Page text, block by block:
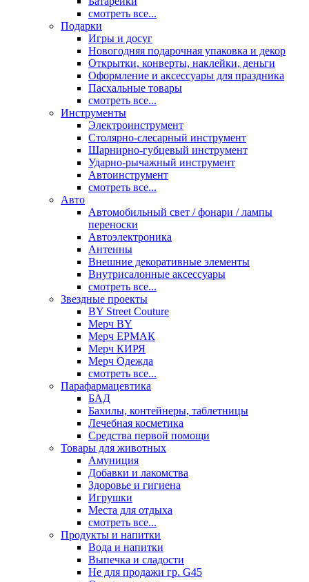
смотреть все...
Подарки
Игры и досуг
Новогодняя подарочная упаковка и декор
Открытки, конверты, наклейки, деньги
Оформление и аксессуары для праздника
Пасхальные товары
смотреть все...
Инструменты
Электроинструмент
Столярно-слесарный инструмент
Шарнирно-губцевый инструмент
Ударно-рычажный инструмент
Автоинструмент
смотреть все...
Авто
Автомобильный свет / фонари / лампы
переноски
Автоэлектроника
Антенны
Внешние декоративные элементы
Внутрисалонные аксессуары
смотреть все...
Звездные проекты
BY Street Couture
Мерч BY
Мерч ЕРМАК
Мерч КИРЯ
Мерч Одежда
смотреть все...
Парафармацевтика
БАД
Бахилы, контейнеры, таблетницы
Лечебная косметика
Средства первой помощи
Товары для животных
Амуниция
Добавки и лакомства
Здоровье и гигиена
Игрушки
Места для отдыха
смотреть все...
Продукты и напитки
Вода и напитки
Выпечка и сладости
Не для продажи гр. G45